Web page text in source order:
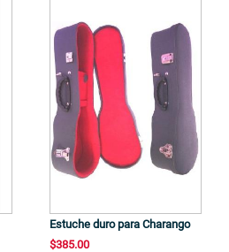
Estuche duro para Charango
$385.00